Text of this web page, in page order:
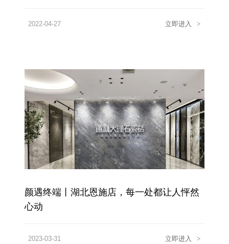
2022-04-27 立即进入 >
颜遇终端丨湖北恩施店，每一处都让人怦然
心动
2023-03-31 立即进入 >